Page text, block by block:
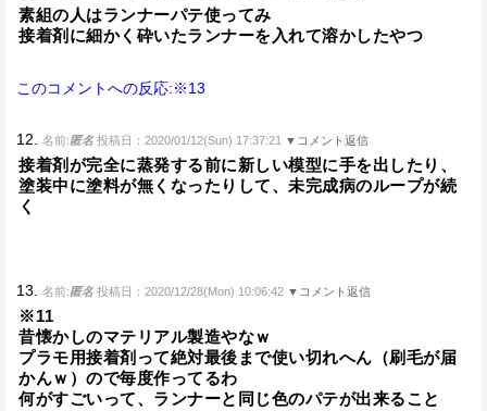
素組の人はランナーパテ使ってみ
接着剤に細かく砕いたランナーを入れて溶かしたやつ
このコメントへの反応:※13
12. 名前:匿名 投稿日：2020/01/12(Sun) 17:37:21 ▼コメント返信
接着剤が完全に蒸発する前に新しい模型に手を出したり、
塗装中に塗料が無くなったりして、未完成病のループが続
く
13. 名前:匿名 投稿日：2020/12/28(Mon) 10:06:42 ▼コメント返信
※11
昔懐かしのマテリアル製造やなｗ
プラモ用接着剤って絶対最後まで使い切れへん（刷毛が届
かんｗ）ので毎度作ってるわ
何がすごいって、ランナーと同じ色のパテが出来ること